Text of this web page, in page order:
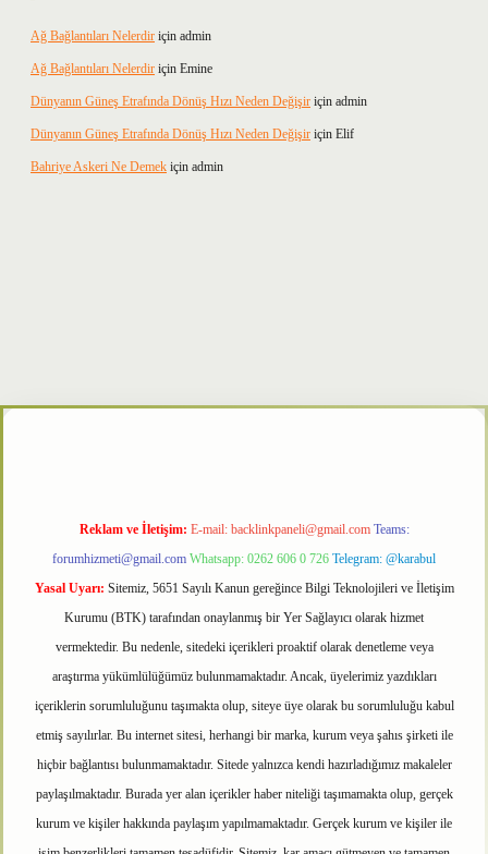
Ağ Bağlantıları Nelerdir için admin
Ağ Bağlantıları Nelerdir için Emine
Dünyanın Güneş Etrafında Dönüş Hızı Neden Değişir için admin
Dünyanın Güneş Etrafında Dönüş Hızı Neden Değişir için Elif
Bahriye Askeri Ne Demek için admin
Reklam ve İletişim: E-mail: backlinkpaneli@gmail.com Teams:
forumhizmeti@gmail.com Whatsapp: 0262 606 0 726 Telegram: @karabul
Yasal Uyarı: Sitemiz, 5651 Sayılı Kanun gereğince Bilgi Teknolojileri ve İletişim
Kurumu (BTK) tarafından onaylanmış bir Yer Sağlayıcı olarak hizmet
vermektedir. Bu nedenle, sitedeki içerikleri proaktif olarak denetleme veya
araştırma yükümlülüğümüz bulunmamaktadır. Ancak, üyelerimiz yazdıkları
içeriklerin sorumluluğunu taşımakta olup, siteye üye olarak bu sorumluluğu kabul
etmiş sayılırlar. Bu internet sitesi, herhangi bir marka, kurum veya şahıs şirketi ile
hiçbir bağlantısı bulunmamaktadır. Sitede yalnızca kendi hazırladığımız makaleler
paylaşılmaktadır. Burada yer alan içerikler haber niteliği taşımamakta olup, gerçek
kurum ve kişiler hakkında paylaşım yapılmamaktadır. Gerçek kurum ve kişiler ile